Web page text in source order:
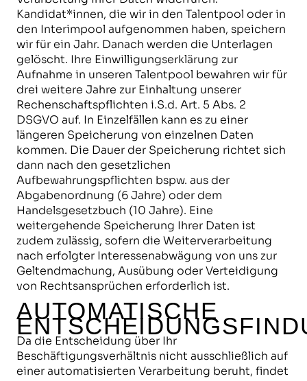
Kandidat*innen, die wir in den Talentpool oder in
den Interimpool aufgenommen haben, speichern
wir für ein Jahr. Danach werden die Unterlagen
gelöscht. Ihre Einwilligungserklärung zur
Aufnahme in unseren Talentpool bewahren wir für
drei weitere Jahre zur Einhaltung unserer
Rechenschaftspflichten i.S.d. Art. 5 Abs. 2
DSGVO auf. In Einzelfällen kann es zu einer
längeren Speicherung von einzelnen Daten
kommen. Die Dauer der Speicherung richtet sich
dann nach den gesetzlichen
Aufbewahrungspflichten bspw. aus der
Abgabenordnung (6 Jahre) oder dem
Handelsgesetzbuch (10 Jahre). Eine
weitergehende Speicherung Ihrer Daten ist
zudem zulässig, sofern die Weiterverarbeitung
nach erfolgter Interessenabwägung von uns zur
Geltendmachung, Ausübung oder Verteidigung
von Rechtsansprüchen erforderlich ist.
AUTOMATISCHE
Da die Entscheidung über Ihr
Beschäftigungsverhältnis nicht ausschließlich auf
einer automatisierten Verarbeitung beruht, findet